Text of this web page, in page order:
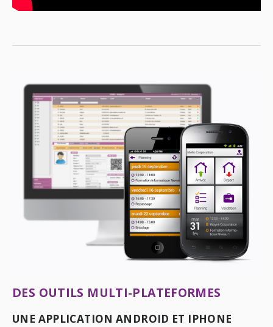
DES OUTILS MULTI-PLATEFORMES
UNE APPLICATION ANDROID ET IPHONE